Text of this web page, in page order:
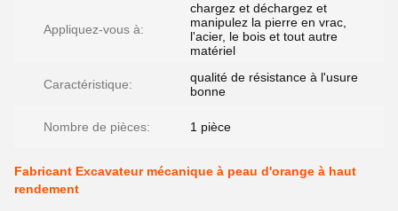
Appliquez-vous à:
chargez et déchargez et
manipulez la pierre en vrac,
l'acier, le bois et tout autre
matériel
Caractéristique:
qualité de résistance à l'usure
bonne
Nombre de pièces: 1 pièce
Fabricant Excavateur mécanique à peau d'orange à haut
rendement